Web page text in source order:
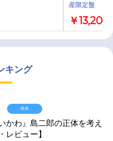
産限定盤
￥13,200
キング
かわ』島二郎の正体を考え
レビュー】
映画